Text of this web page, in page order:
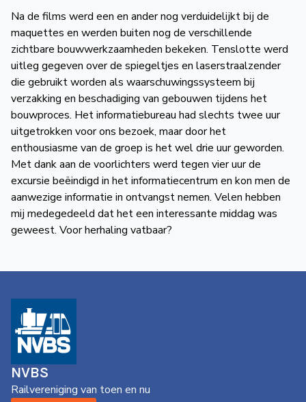
Na de films werd een en ander nog verduidelijkt bij de
maquettes en werden buiten nog de verschillende
zichtbare bouwwerkzaamheden bekeken. Tenslotte werd
uitleg gegeven over de spiegeltjes en laserstraalzender
die gebruikt worden als waarschuwingssysteem bij
verzakking en beschadiging van gebouwen tijdens het
bouwproces. Het informatiebureau had slechts twee uur
uitgetrokken voor ons bezoek, maar door het
enthousiasme van de groep is het wel drie uur geworden.
Met dank aan de voorlichters werd tegen vier uur de
excursie beëindigd in het informatiecentrum en kon men de
aanwezige informatie in ontvangst nemen. Velen hebben
mij medegedeeld dat het een interessante middag was
geweest. Voor herhaling vatbaar?
NVBS
Railvereniging van toen en nu